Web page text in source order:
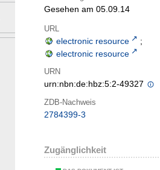
Gesehen am 05.09.14
URL
electronic resource
;
electronic resource
URN
urn:nbn:de:hbz:5:2-49327
ZDB-Nachweis
2784399-3
Zugänglichkeit